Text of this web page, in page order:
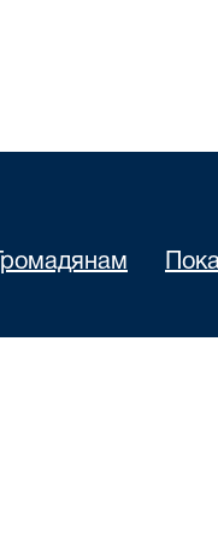
Громадянам